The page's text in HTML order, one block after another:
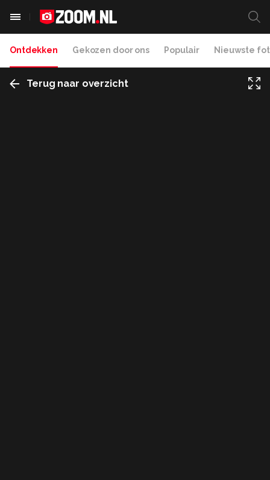
Ontdekken Gekozen door ons Populair Nieuwste
Terug naar overzicht